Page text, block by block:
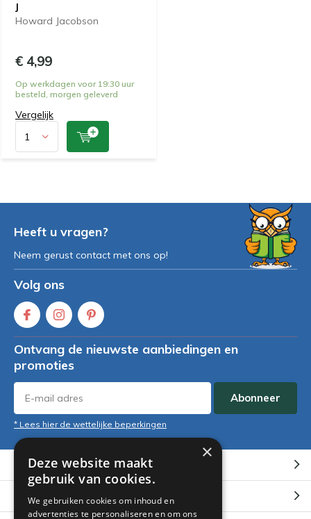
J
Howard Jacobson
€ 4,99
Op werkdagen voor 19:30 uur
besteld, morgen geleverd
Vergelijk
Heeft u vragen?
Neem gerust contact met ons op!
Volg ons
Ontvang de nieuwste aanbiedingen en
promoties
Abonneer
* Lees hier de wettelijke beperkingen
Klantenservice
Mijn account
×
Deze website maakt
gebruik van cookies.
We gebruiken cookies om inhoud en
advertenties te personaliseren en om ons